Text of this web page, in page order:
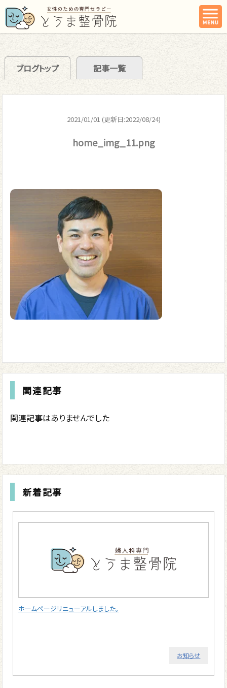
ブログトップ 記事一覧
2021/01/01 (更新日:2022/08/24)
home_img_11.png
関連記事
関連記事はありませんでした
新着記事
ホームページリニューアルしました。
お知らせ